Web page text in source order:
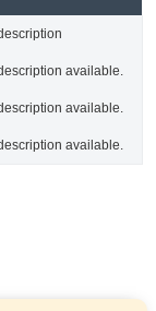
available.
available.
available.